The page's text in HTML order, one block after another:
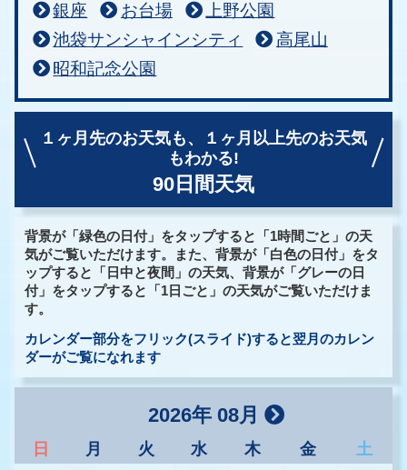
銀座
お台場
上野公園
池袋サンシャインシティ
高尾山
昭和記念公園
１ヶ月先のお天気も、
１ヶ月以上先のお天気
もわかる!
90日間天気
背景が「緑色の日付」をタップすると「1時間ごと」の天
気がご覧いただけます。また、背景が「白色の日付」をタ
ップすると「日中と夜間」の天気、背景が「グレーの日
付」をタップすると「1日ごと」の天気がご覧いただけま
す。
カレンダー部分をフリック(スライド)すると翌月のカレン
ダーがご覧になれます
2026年 08月
日 月 火 水 木 金 土